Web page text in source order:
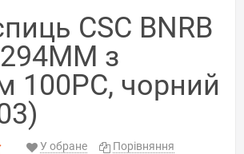
CSC BNRB
з
100PC, чорний
У обране Порівняння